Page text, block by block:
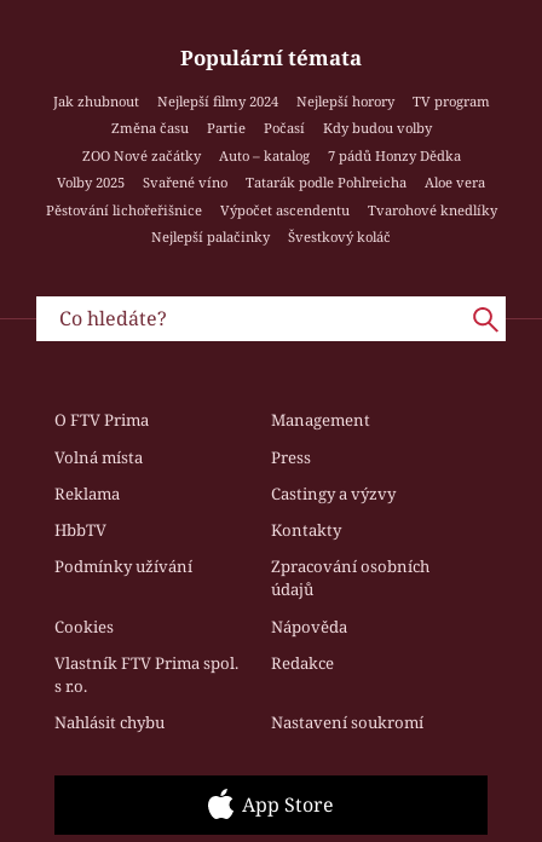
Populární témata
Jak zhubnout Nejlepší filmy 2024 Nejlepší horory
TV program
Změna času
Partie Počasí
Kdy budou volby
ZOO Nové začátky
Auto – katalog
7 pádů Honzy Dědka
Volby 2025
Svařené víno Tatarák podle Pohlreicha
Aloe vera
Pěstování lichořeřišnice
Výpočet ascendentu
Tvarohové knedlíky
Nejlepší palačinky
Švestkový koláč
O FTV Prima
Management
Volná místa
Press
Reklama
Castingy a výzvy
HbbTV
Kontakty
Podmínky užívání
Zpracování osobních
údajů
Cookies
Nápověda
Vlastník FTV Prima spol.
s r.o.
Redakce
Nahlásit chybu Nastavení soukromí
App Store